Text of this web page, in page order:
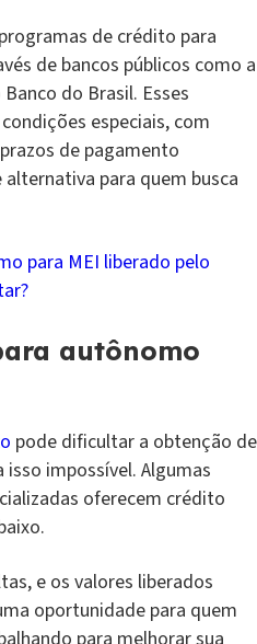
de crédito para
de bancos públicos como a
do Brasil. Esses
especiais, com
de pagamento
para quem busca
para MEI liberado pelo
autônomo
pode dificultar a obtenção de
impossível. Algumas
oferecem crédito
e os valores liberados
oportunidade para quem